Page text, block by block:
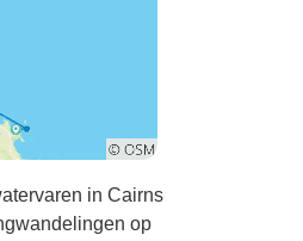
in Cairns
op